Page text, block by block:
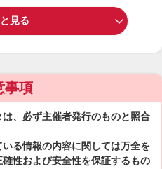
見る
事項
、必ず主催者発行のものと照合
る情報の内容に関しては万全を
性および安全性を保証するもの